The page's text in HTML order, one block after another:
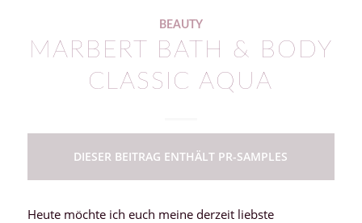
BEAUTY
MARBERT BATH & BODY
CLASSIC AQUA
DIESER BEITRAG ENTHÄLT PR-SAMPLES
Heute möchte ich euch meine derzeit liebste